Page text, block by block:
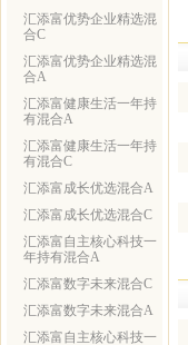
汇添富优势企业精选混
合C
汇添富优势企业精选混
合A
汇添富健康生活一年持
有混合A
汇添富健康生活一年持
有混合C
汇添富成长优选混合A
汇添富成长优选混合C
汇添富自主核心科技一
年持有混合A
汇添富数字未来混合C
汇添富数字未来混合A
汇添富自主核心科技一